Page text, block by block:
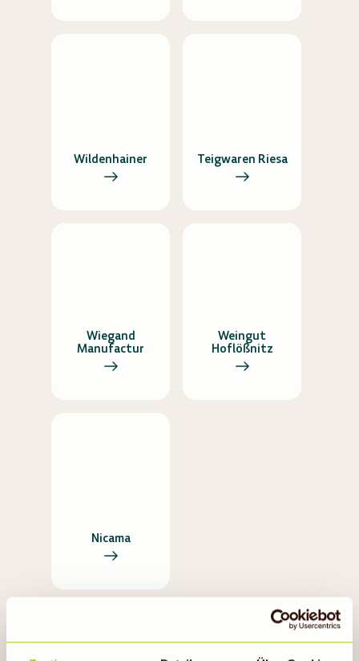
Wildenhainer Teigwaren Riesa
Wiegand
Manufactur
Weingut
Hoflößnitz
Nicama